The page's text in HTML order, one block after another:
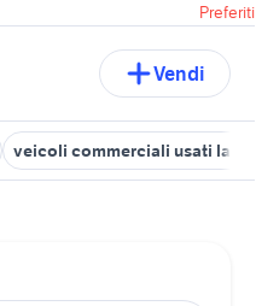
Preferiti
Vendi
veicoli commerciali usati lazio